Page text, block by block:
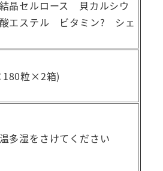
晶セルロース 貝カルシウ
エステル ビタミン? シェ
粒×2箱)
多湿をさけてください